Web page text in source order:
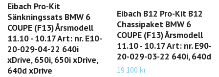
Eibach Pro-Kit
Sänkningssats BMW 6
COUPE (F13) Årsmodell
11.10 - 10.17 Art: nr. E10-
20-029-04-22 640i
xDrive, 650i, 650i xDrive,
640d xDrive
Eibach B12 Pro-Kit B12
Chassipaket BMW 6
COUPE (F13) Årsmodell
11.10 - 10.17 Art: nr. E90-
20-029-03-22 640i, 640d
19 100 kr